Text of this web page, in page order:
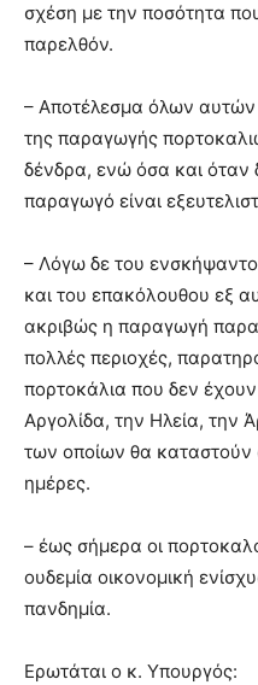
σχέση με την ποσότητα
παρελθόν.
– Αποτέλεσμα όλων αυτών
της παραγωγής
δένδρα, ενώ όσα και όταν
παραγωγό είναι
– Λόγω δε του
και του επακόλουθου εξ
ακριβώς η παραγωγή
πολλές περιοχές,
πορτοκάλια που δεν έχουν
Αργολίδα, την Ηλεία, την
των οποίων θα καταστούν
ημέρες.
– έως σήμερα οι
ουδεμία οικονομική
πανδημία.
Ερωτάται ο κ. Υπουργός: